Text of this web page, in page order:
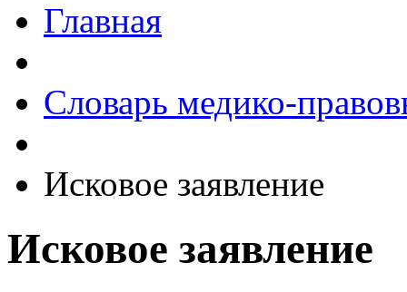
Главная
Словарь медико-
Исковое заявление
Исковое заявление